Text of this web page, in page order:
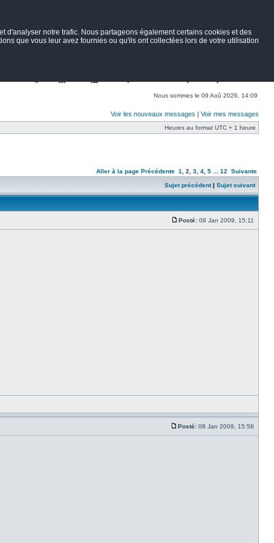
notre trafic. Nous partageons également certains cookies et des
que vous leur avez fournies ou qu'ils ont collectées lors de votre utilisation
Nous sommes le 09 Aoû 2026, 14:09
Voir les nouveaux messages | Voir mes messages
Heures au format UTC + 1 heure
Aller à la page Précédente 1 2 3 4 5 12 Suivante
Sujet précédent| Sujet suivant
Posté: 08 Jan 2009, 15:11
Posté: 08 Jan 2009, 15:58